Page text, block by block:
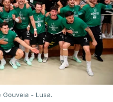
Gouveia - Lusa.